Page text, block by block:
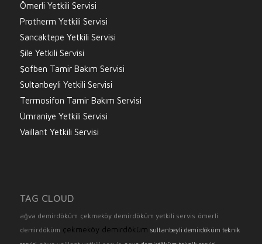
Ömerli Yetkili Servisi
Protherm Yetkili Servisi
Sancaktepe Yetkili Servisi
Şile Yetkili Servisi
Şofben Tamir Bakım Servisi
Sultanbeyli Yetkili Servisi
Termosifon Tamir Bakım Servisi
Ümraniye Yetkili Servisi
Vaillant Yetkili Servisi
TAG CLOUD
ağva demirdöküm çekmeköy demirdöküm yetkili servis ömerli
demirdöküm çekmeköy demirdöküm sultanbeyli demirdöküm teknik